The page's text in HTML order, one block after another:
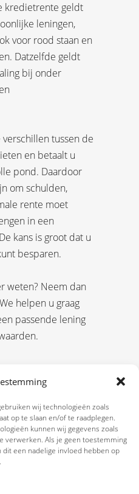
wij technologieën zoals
op te slaan en/of te raadplegen.
kunnen wij gegevens zoals
verwerken. Als je geen toestemming
een nadelige invloed hebben op
kredietrente geldt
leningen,
voor rood staan en
Datzelfde geldt
bij onder
tussen de
en betaalt u
pond. Daardoor
om schulden,
rente moet
in een
kans is groot dat u
besparen.
weten? Neem dan
helpen u graag
passende lening